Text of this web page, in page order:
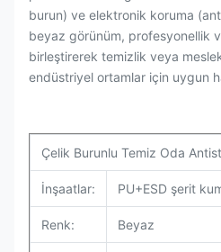
burun) ve elektronik koruma
beyaz görünüm, profesyonellik
birleştirerek temizlik veya
endüstriyel ortamlar için uygun
Çelik Burunlu Temiz Oda
İnşaatlar: PU+ESD şerit
Renk: Beyaz